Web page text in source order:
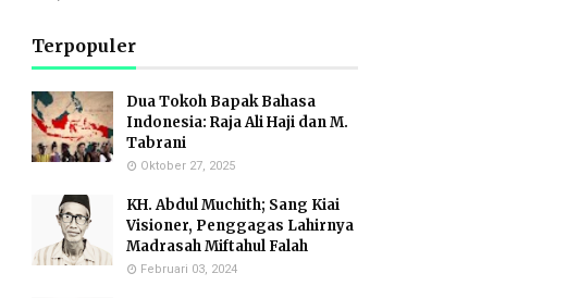
Terpopuler
Dua Tokoh Bapak Bahasa
Indonesia: Raja Ali Haji dan M.
Tabrani
Oktober 27, 2025
KH. Abdul Muchith; Sang Kiai
Visioner, Penggagas Lahirnya
Madrasah Miftahul Falah
Februari 03, 2024